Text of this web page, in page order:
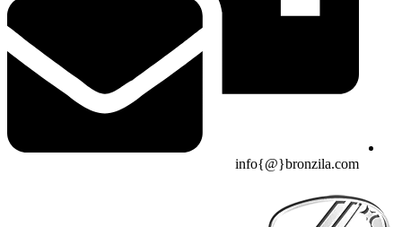
info{@}bronzila.com